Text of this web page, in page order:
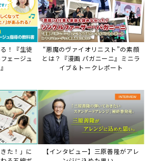
知らせ
ラビアをヤマハミュージックデー
してご利用いただいているお客
らせです。